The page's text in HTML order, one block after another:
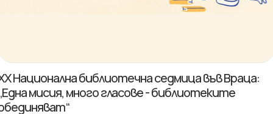
Национална библиотечна седмица във Враца:
мисия, много гласове - библиотеките